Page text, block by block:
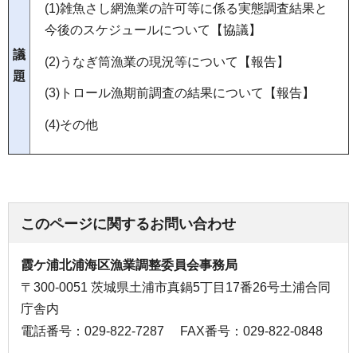
議
題
(1)雑魚さし網漁業の許可等に係る実態調査結果と
今後のスケジュールについて【協議】
(2)うなぎ筒漁業の現況等について【報告】
(3)トロール漁期前調査の結果について【報告】
(4)その他
このページに関するお問い合わせ
霞ケ浦北浦海区漁業調整委員会事務局
〒300-0051 茨城県土浦市真鍋5丁目17番26号土浦合同
庁舎内
電話番号：029-822-7287
FAX番号：029-822-0848